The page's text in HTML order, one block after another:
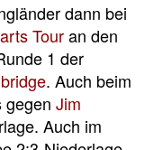
dann bei
Touran den
1 der
. Auch beim
gegen Jim
Auch im